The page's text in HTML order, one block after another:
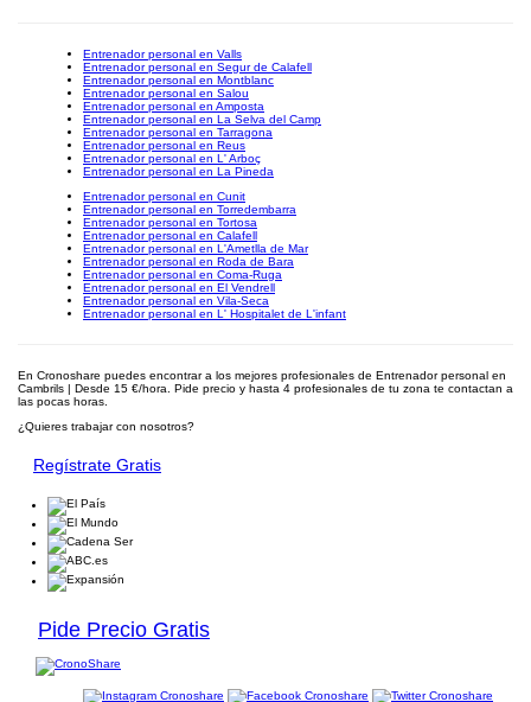
Entrenador personal en Valls
Entrenador personal en Segur de Calafell
Entrenador personal en Montblanc
Entrenador personal en Salou
Entrenador personal en Amposta
Entrenador personal en La Selva del Camp
Entrenador personal en Tarragona
Entrenador personal en Reus
Entrenador personal en L' Arboç
Entrenador personal en La Pineda
Entrenador personal en Cunit
Entrenador personal en Torredembarra
Entrenador personal en Tortosa
Entrenador personal en Calafell
Entrenador personal en L'Ametlla de Mar
Entrenador personal en Roda de Bara
Entrenador personal en Coma-Ruga
Entrenador personal en El Vendrell
Entrenador personal en Vila-Seca
Entrenador personal en L' Hospitalet de L'infant
En Cronoshare puedes encontrar a los mejores profesionales de Entrenador personal en
Cambrils | Desde 15 €/hora. Pide precio y hasta 4 profesionales de tu zona te contactan a
las pocas horas.
¿Quieres trabajar con nosotros?
Regístrate Gratis
Pide Precio Gratis